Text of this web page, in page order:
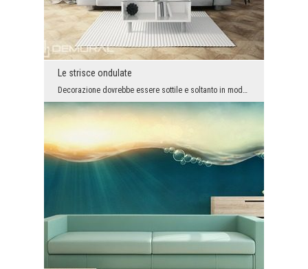
Le strisce ondulate
Decorazione dovrebbe essere sottile e soltanto in modo delicato arricchire l’arrangiamento dell’i...